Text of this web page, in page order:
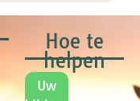
Hoe te
helpen
Uw